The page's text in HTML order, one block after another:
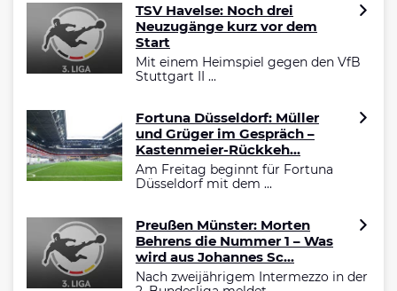
TSV Havelse: Noch drei
Neuzugänge kurz vor dem
Start
Mit einem Heimspiel gegen den VfB
Stuttgart II ...
Fortuna Düsseldorf: Müller
und Grüger im Gespräch –
Kastenmeier-Rückkeh...
Am Freitag beginnt für Fortuna
Düsseldorf mit dem ...
Preußen Münster: Morten
Behrens die Nummer 1 – Was
wird aus Johannes Sc...
Nach zweijährigem Intermezzo in der